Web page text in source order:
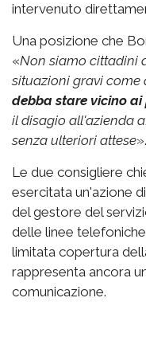
intervenuto
Una posizione che
«Non siamo cittadini
situazioni gravi come
debba stare vicino
il disagio all'azienda
senza ulteriori attese».
Le due consigliere
esercitata un'azione
del gestore del
delle linee
limitata copertura
rappresenta ancora
comunicazione.